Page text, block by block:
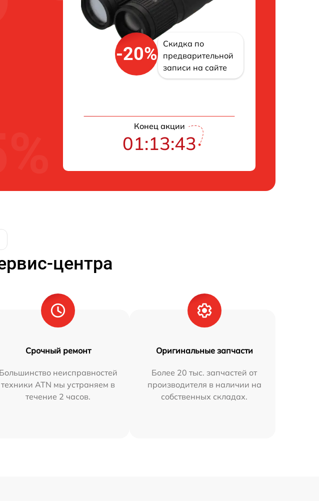
-20%
Скидка по
предварительной
записи на сайте
Конец акции
01:13:42
центра
Срочный ремонт
Большинство неисправностей
техники ATN мы устраняем в
течение 2 часов.
Оригинальные запчасти
Более 20 тыс. запчастей от
производителя в наличии на
собственных складах.